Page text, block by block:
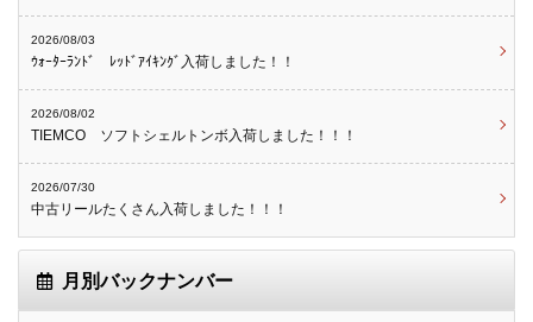
2026/08/03
ｳｫｰﾀｰﾗﾝﾄﾞ ﾚｯﾄﾞｱｲｷﾝｸﾞ入荷しました！！
2026/08/02
TIEMCO ソフトシェルトンボ入荷しました！！！
2026/07/30
中古リールたくさん入荷しました！！！
月別バックナンバー